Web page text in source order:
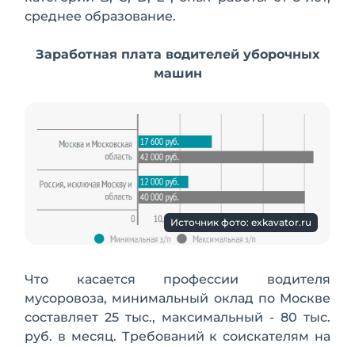
среднее образование.
Заработная плата водителей уборочных
машин
Источник фото: exkavator.ru
Что касается профессии водителя
мусоровоза, минимальный оклад по Москве
составляет 25 тыс., максимальный - 80 тыс.
руб. в месяц. Требований к соискателям на